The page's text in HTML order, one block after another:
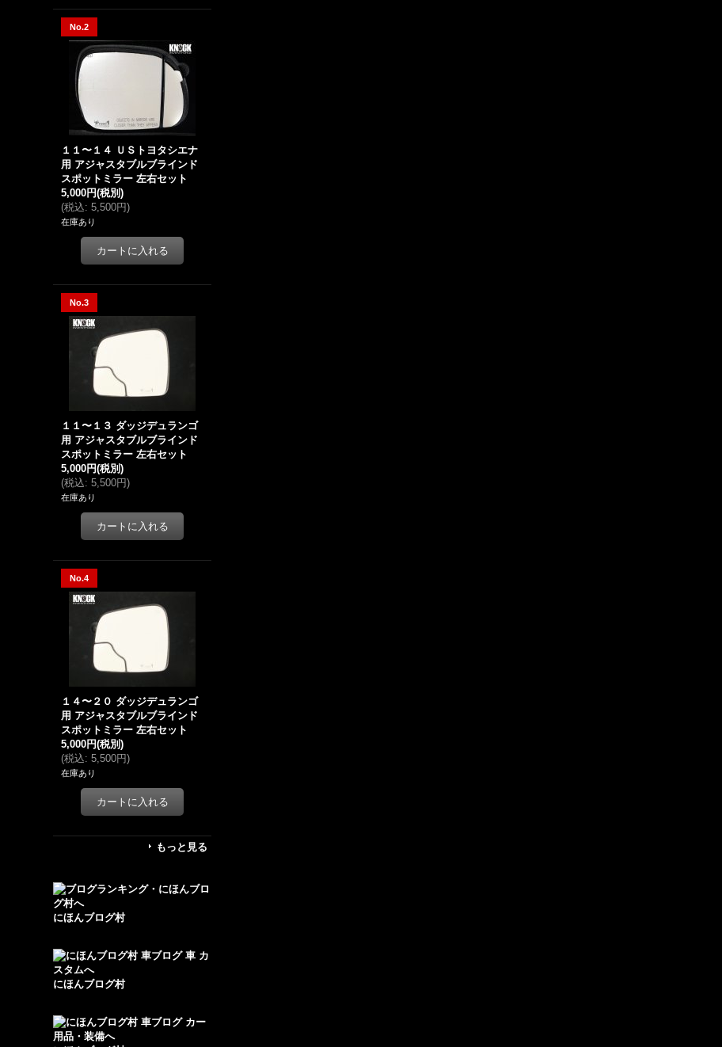
No.2
１１〜１４ ＵＳトヨタシエナ
用 アジャスタブルブラインド
スポットミラー 左右セット
5,000円(税別)
(税込: 5,500円)
在庫あり
No.3
１１〜１３ ダッジデュランゴ
用 アジャスタブルブラインド
スポットミラー 左右セット
5,000円(税別)
(税込: 5,500円)
在庫あり
No.4
１４〜２０ ダッジデュランゴ
用 アジャスタブルブラインド
スポットミラー 左右セット
5,000円(税別)
(税込: 5,500円)
在庫あり
もっと見る
にほんブログ村
にほんブログ村